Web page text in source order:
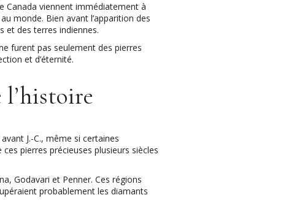
Canada viennent immédiatement à
monde. Bien avant l’apparition des
et des terres indiennes.
furent pas seulement des pierres
et d’éternité.
l’histoire
J.-C., même si certaines
pierres précieuses plusieurs siècles
Godavari et Penner. Ces régions
probablement les diamants